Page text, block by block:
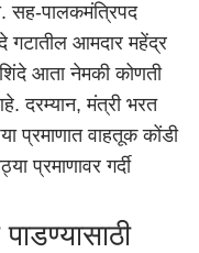
सह-पालकमंत्रिपद
गटातील आमदार महेंद्र
आता नेमकी कोणती
दरम्यान, मंत्री भरत
प्रमाणात वाहतूक कोंडी
प्रमाणावर गर्दी